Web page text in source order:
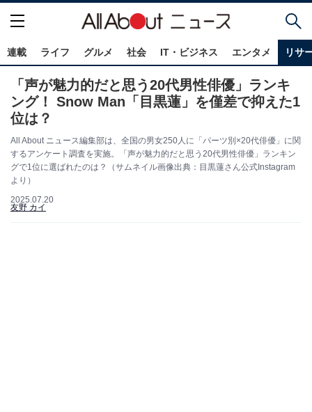
連載 ライフ グルメ 社会 IT・ビジネス エンタメ リサ
「声が魅力的だと思う20代男性俳優」ランキ
ング！ Snow Man「目黒蓮」を僅差で抑えた1
位は？
All About ニュース編集部は、全国の男女250人に「パーツ別×20代俳優」に関
するアンケート調査を実施。「声が魅力的だと思う20代男性俳優」ランキン
グで1位に選ばれたのは？（サムネイル画像出典：目黒蓮さん公式Instagram
より）
2025.07.20
友野 カイ